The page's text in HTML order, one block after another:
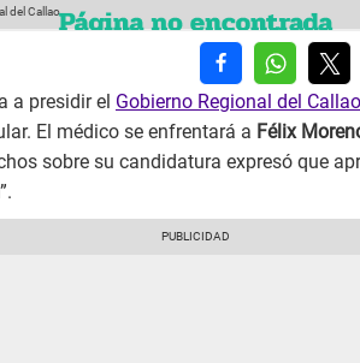
del Callao.
a presidir el Gobierno Regional del Callao
El médico se enfrentará a Félix
sobre su candidatura expresó que